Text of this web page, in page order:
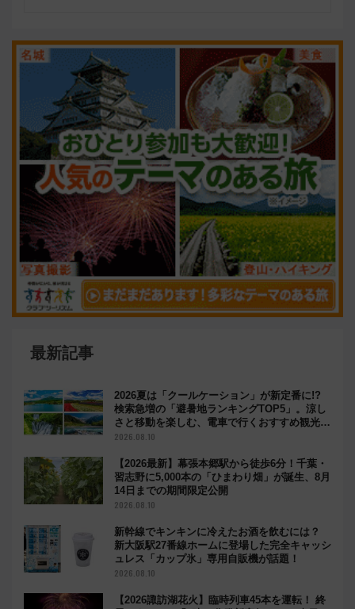
最新記事
2026夏は「クールケーション」が新定番に!?
検索急増の「避暑地ランキングTOP5」。涼し
さと移動を楽しむ、電車で行くおすすめ観光情
報も
2026.08.10
【2026最新】幕張本郷駅から徒歩6分！千葉・
習志野に5,000本の「ひまわり畑」が誕生、8月
14日までの期間限定公開
2026.08.10
新幹線でキンキンに冷えたお酒を飲むには？
新大阪駅27番線ホームに登場した完全キャッシ
ュレス「カップ氷」専用自販機が話題！
2026.08.10
【2026諏訪湖花火】臨時列車45本を運転！ 終